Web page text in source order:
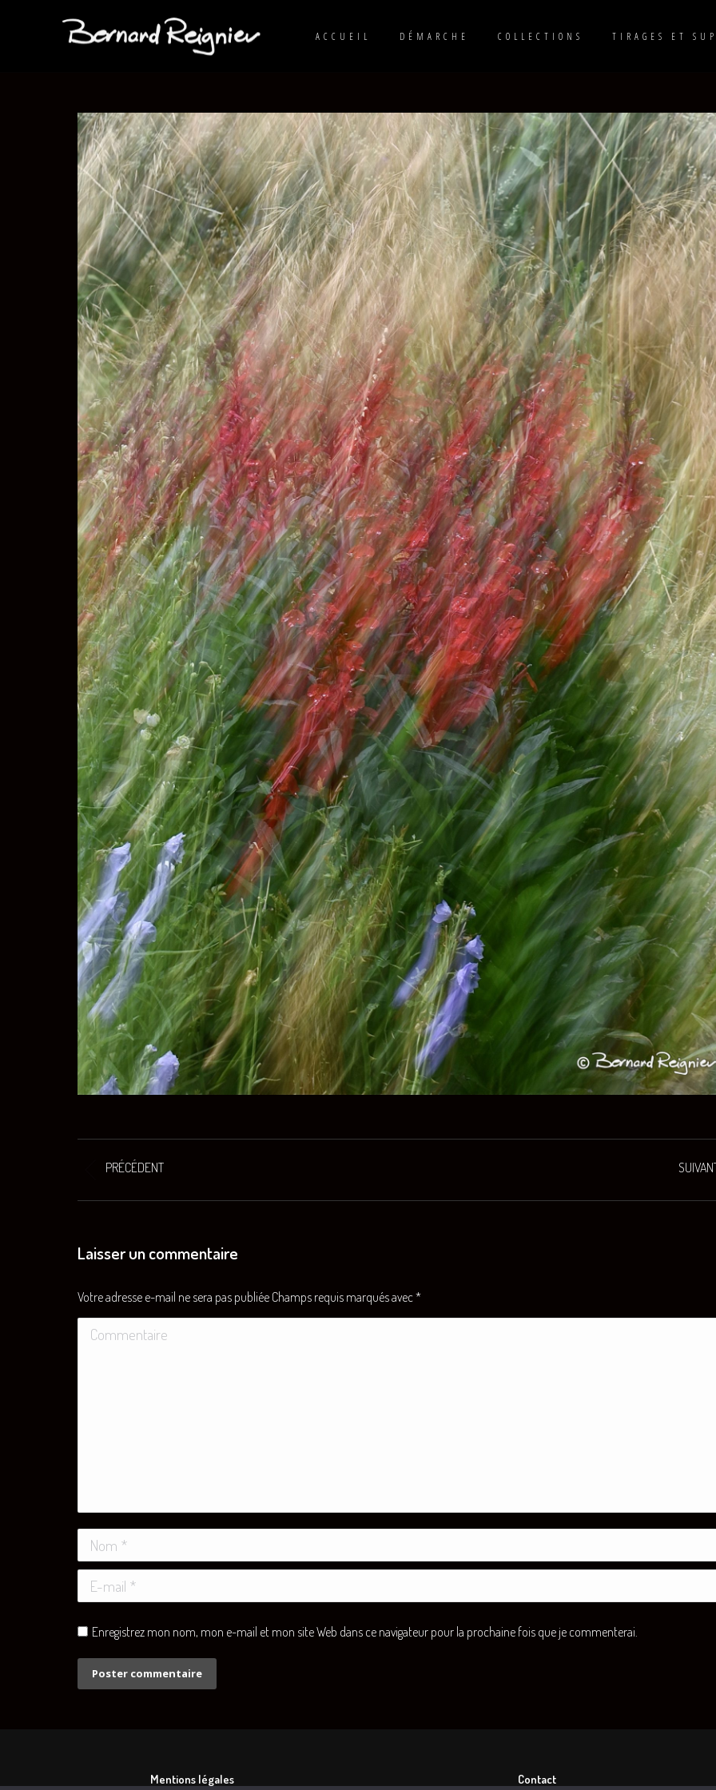
ACCUEIL DÉMARCHE COLLECTIONS TIRAGES ET
Navigation
de
PRÉCÉDENT
précédent
similaires
Laisser un commentaire
Votre adresse e-mail ne sera pas publiée Champs requis marqués avec*
Commentaire
Nom *
E-mail *
Enregistrez mon nom, mon e-mail et mon site Web dans ce navigateur pour la prochaine fois que je commenterai.
Poster commentaire
Mentions légales Contact